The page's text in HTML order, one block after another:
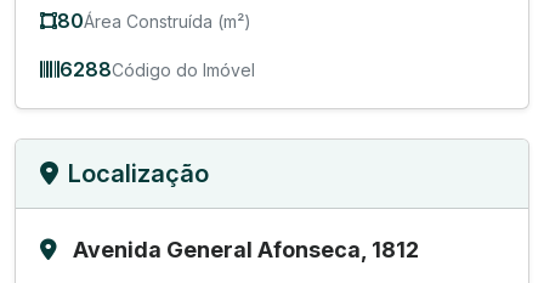
80Área Construída (m²)
6288Código do Imóvel
Localização
Avenida General Afonseca, 1812